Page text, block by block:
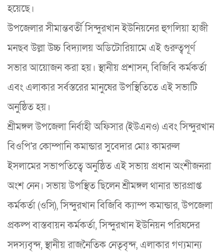
হয়েছে।
​উপজেলার সীমান্তবর্তী সিন্দুরখান ইউনিয়নের হুগলিয়া হাজী
মনছব উল্লা উচ্চ বিদ্যালয় অডিটোরিয়ামে এই গুরুত্বপূর্ণ
সভার আয়োজন করা হয়। স্থানীয় প্রশাসন, বিজিবি কর্মকর্তা
এবং এলাকার সর্বস্তরের মানুষের উপস্থিতিতে এই সভাটি
অনুষ্ঠিত হয়।
​শ্রীমঙ্গল উপজেলা নির্বাহী অফিসার (ইউএনও) এবং সিন্দুরখান
বিওপি'র কোম্পানি কমান্ডার সুবেদার মোঃ কামরুল
ইসলামের সভাপতিত্বে অনুষ্ঠিত এই সভায় প্রধান অংশীজনরা
অংশ নেন। সভায় উপস্থিত ছিলেন শ্রীমঙ্গল থানার ভারপ্রাপ্ত
কর্মকর্তা (ওসি), সিন্দুরখান বিজিবি ক্যাম্প কমান্ডার, উপজেলা
প্রকল্প বাস্তবায়ন কর্মকর্তা, সিন্দুরখান ইউনিয়ন পরিষদের
সদস্যবৃন্দ, স্থানীয় রাজনৈতিক নেতৃবৃন্দ, এলাকার গণ্যমান্য